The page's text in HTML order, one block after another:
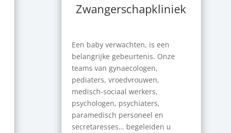
Zwangerschapkliniek
Een baby verwachten, is een
belangrijke gebeurtenis. Onze
teams van gynaecologen,
pediaters, vroedvrouwen,
medisch-sociaal werkers,
psychologen, psychiaters,
paramedisch personeel en
secretaresses… begeleiden u